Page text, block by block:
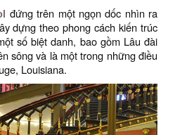
đứng trên một ngọn dốc nhìn ra
dựng theo phong cách kiến ​​trúc
số biệt danh, bao gồm Lâu đài
sông và là một trong những điều
Louisiana.